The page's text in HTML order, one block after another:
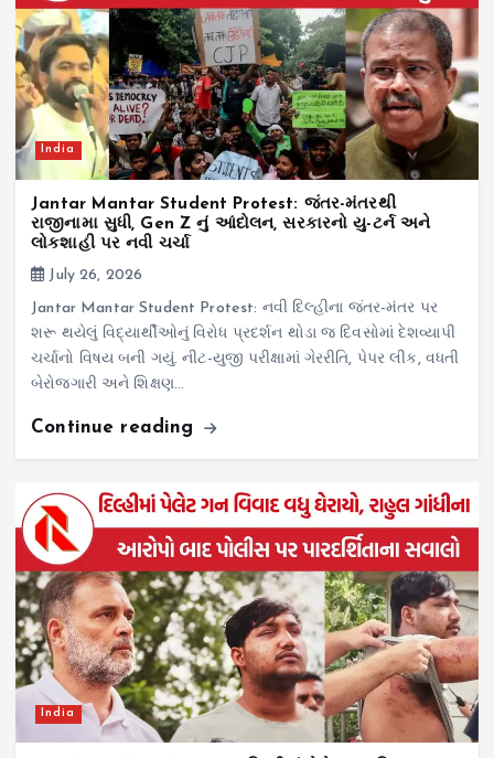
India
Jantar Mantar Student Protest: જંતર-મંતરથી
રાજીનામા સુધી, Gen Z નું આંદોલન, સરકારનો યુ-ટર્ન અને
લોકશાહી પર નવી ચર્ચા
July 26, 2026
Jantar Mantar Student Protest: નવી દિલ્હીના જંતર-મંતર પર
શરૂ થયેલું વિદ્યાર્થીઓનું વિરોધ પ્રદર્શન થોડા જ દિવસોમાં દેશવ્યાપી
ચર્ચાનો વિષય બની ગયું. નીટ-યુજી પરીક્ષામાં ગેરરીતિ, પેપર લીક, વધતી
બેરોજગારી અને શિક્ષણ…
Continue reading
India